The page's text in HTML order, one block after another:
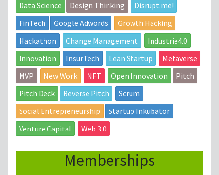
Data Science
Design Thinking
Disrupt.me!
FinTech
Google Adwords
Growth Hacking
Hackathon
Change Management
Industrie4.0
Innovation
InsurTech Lean Startup
Metaverse
MVP
New Work NFT Open Innovation
Pitch
Pitch Deck
Reverse Pitch
Scrum
Social Entrepreneurship
Startup Inkubator
Venture Capital
Web 3.0
Memberships